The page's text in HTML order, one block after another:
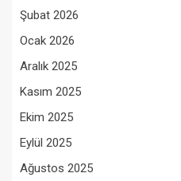
Şubat 2026
Ocak 2026
Aralık 2025
Kasım 2025
Ekim 2025
Eylül 2025
Ağustos 2025